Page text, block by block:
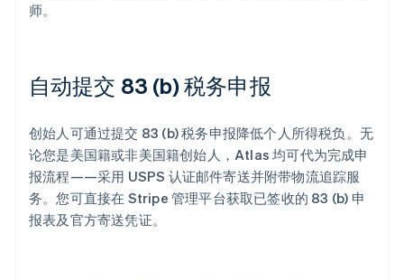
师。
自动提交 83 (b) 税务申报
创始人可通过提交 83 (b) 税务申报降低个人所得税负。无
论您是美国籍或非美国籍创始人，Atlas 均可代为完成申
报流程——采用 USPS 认证邮件寄送并附带物流追踪服
务。您可直接在 Stripe 管理平台获取已签收的 83 (b) 申
报表及官方寄送凭证。